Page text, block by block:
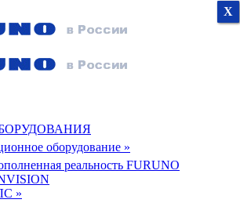
оборудование »
реальность FURUNO
»
X
X
X